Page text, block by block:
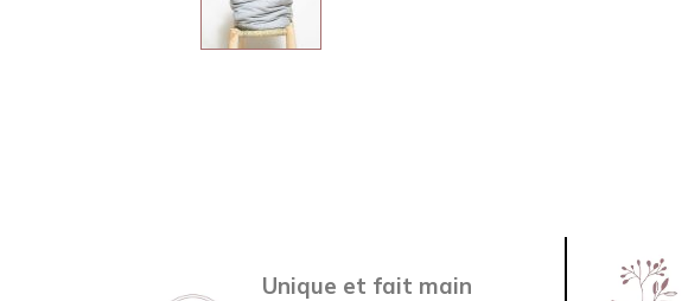
Unique et fait main